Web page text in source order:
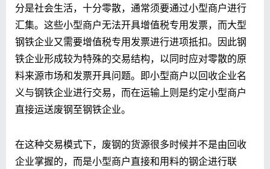
分是社会生活，十分零散，通常须要通过小型商户进行
汇集。这些小型商户无法开具增值税专用发票，而大型
钢铁企业又需要增值税专用发票进行进项抵扣。因此钢
铁企业形成较为特殊的交易结构，以同时应对零散的原
料来源市场和发票开具问题。即小型商户以回收企业名
义与钢铁企业进行交易，而在运输上则是约定小型商户
直接运送废钢至钢铁企业。
在这种交易模式下，废钢的货源很多时候并不是由回收
企业掌握的，而是小型商户直接和用料的钢企进行联